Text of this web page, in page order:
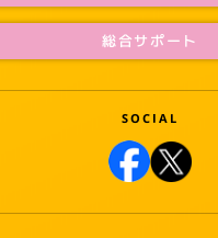
総合サポート